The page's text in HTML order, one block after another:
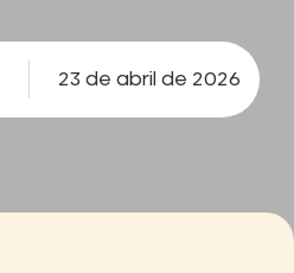
23 de abril de 2026